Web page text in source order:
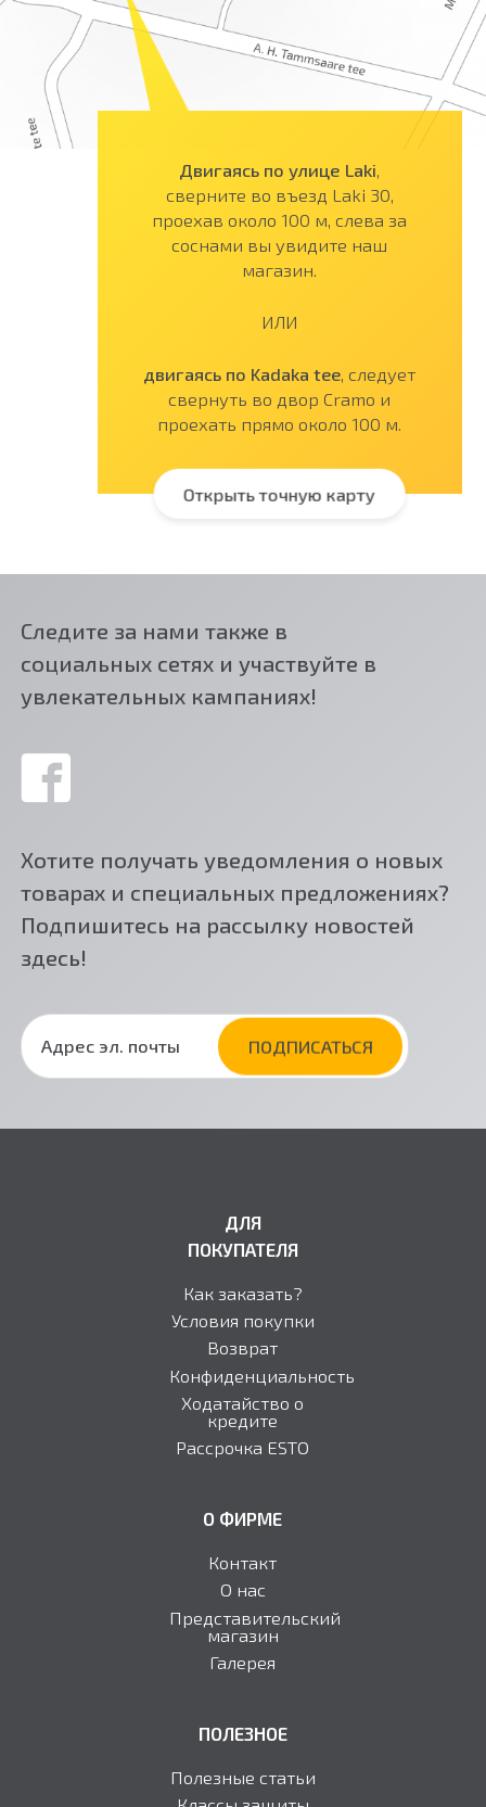
Двигаясь по улице Laki,
сверните во въезд Laki 30,
проехав около 100 м, слева за
соснами вы увидите наш
магазин.
ИЛИ
двигаясь по Kadaka tee, следует
свернуть во двор Cramo и
проехать прямо около 100 м.
Открыть точную карту
Следите за нами также в
социальных сетях и участвуйте в
увлекательных кампаниях!
Хотите получать уведомления о новых
товарах и специальных предложениях?
Подпишитесь на рассылку новостей
здесь!
ДЛЯ
ПОКУПАТЕЛЯ
Как заказать?
Условия покупки
Возврат
Конфиденциальность
Ходатайство о
кредите
Рассрочка ESTO
О ФИРМЕ
Контакт
О нас
Представительский
магазин
Галерея
ПОЛЕЗНОЕ
Полезные статьи